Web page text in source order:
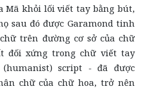
Mã khỏi lối viết tay bằng bút,
sau đó được Garamond tinh
trên đường cơ sở của chữ
đối xứng trong chữ viết tay
script - đã được
chữ của chữ hoa, trở nên